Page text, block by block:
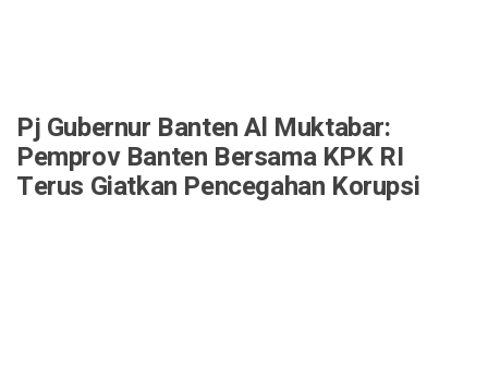
Pj Gubernur Banten Al Muktabar:
Pemprov Banten Bersama KPK RI
Terus Giatkan Pencegahan Korupsi